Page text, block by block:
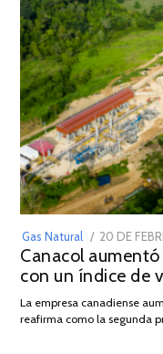
Gas Natural
POSTED
ON
20 DE
Canacol
con un índice de
La empresa canadiense
reafirma como la segunda